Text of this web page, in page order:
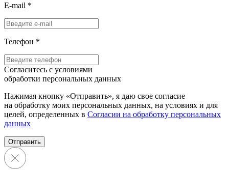
E-mail *
Телефон *
Согласитесь с условиями
обработки персональных данных
Нажимая кнопку «Отправить», я даю свое согласие
на обработку моих персональных данных, на условиях и для
целей, определенных в Согласии на обработку персональных
данных
Отправить